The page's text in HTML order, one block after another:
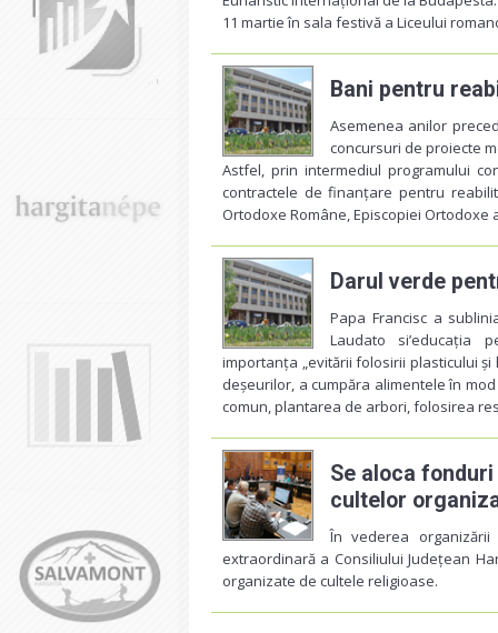
11 martie în sala festivă a Liceului
Bani pentru
Asemenea anilor
concursuri de proiecte
Astfel, prin intermediul programului
contractele de finanțare pentru
Ortodoxe Române, Episcopiei Ortodoxe
Darul verde
Papa Francisc a
Laudato si’educația
importanța „evitării folosirii plasticului
deșeurilor, a cumpăra alimentele în
comun, plantarea de arbori, folosirea
Se aloca
cultelor
În vederea
extraordinară a Consiliului Județean
organizate de cultele religioase.